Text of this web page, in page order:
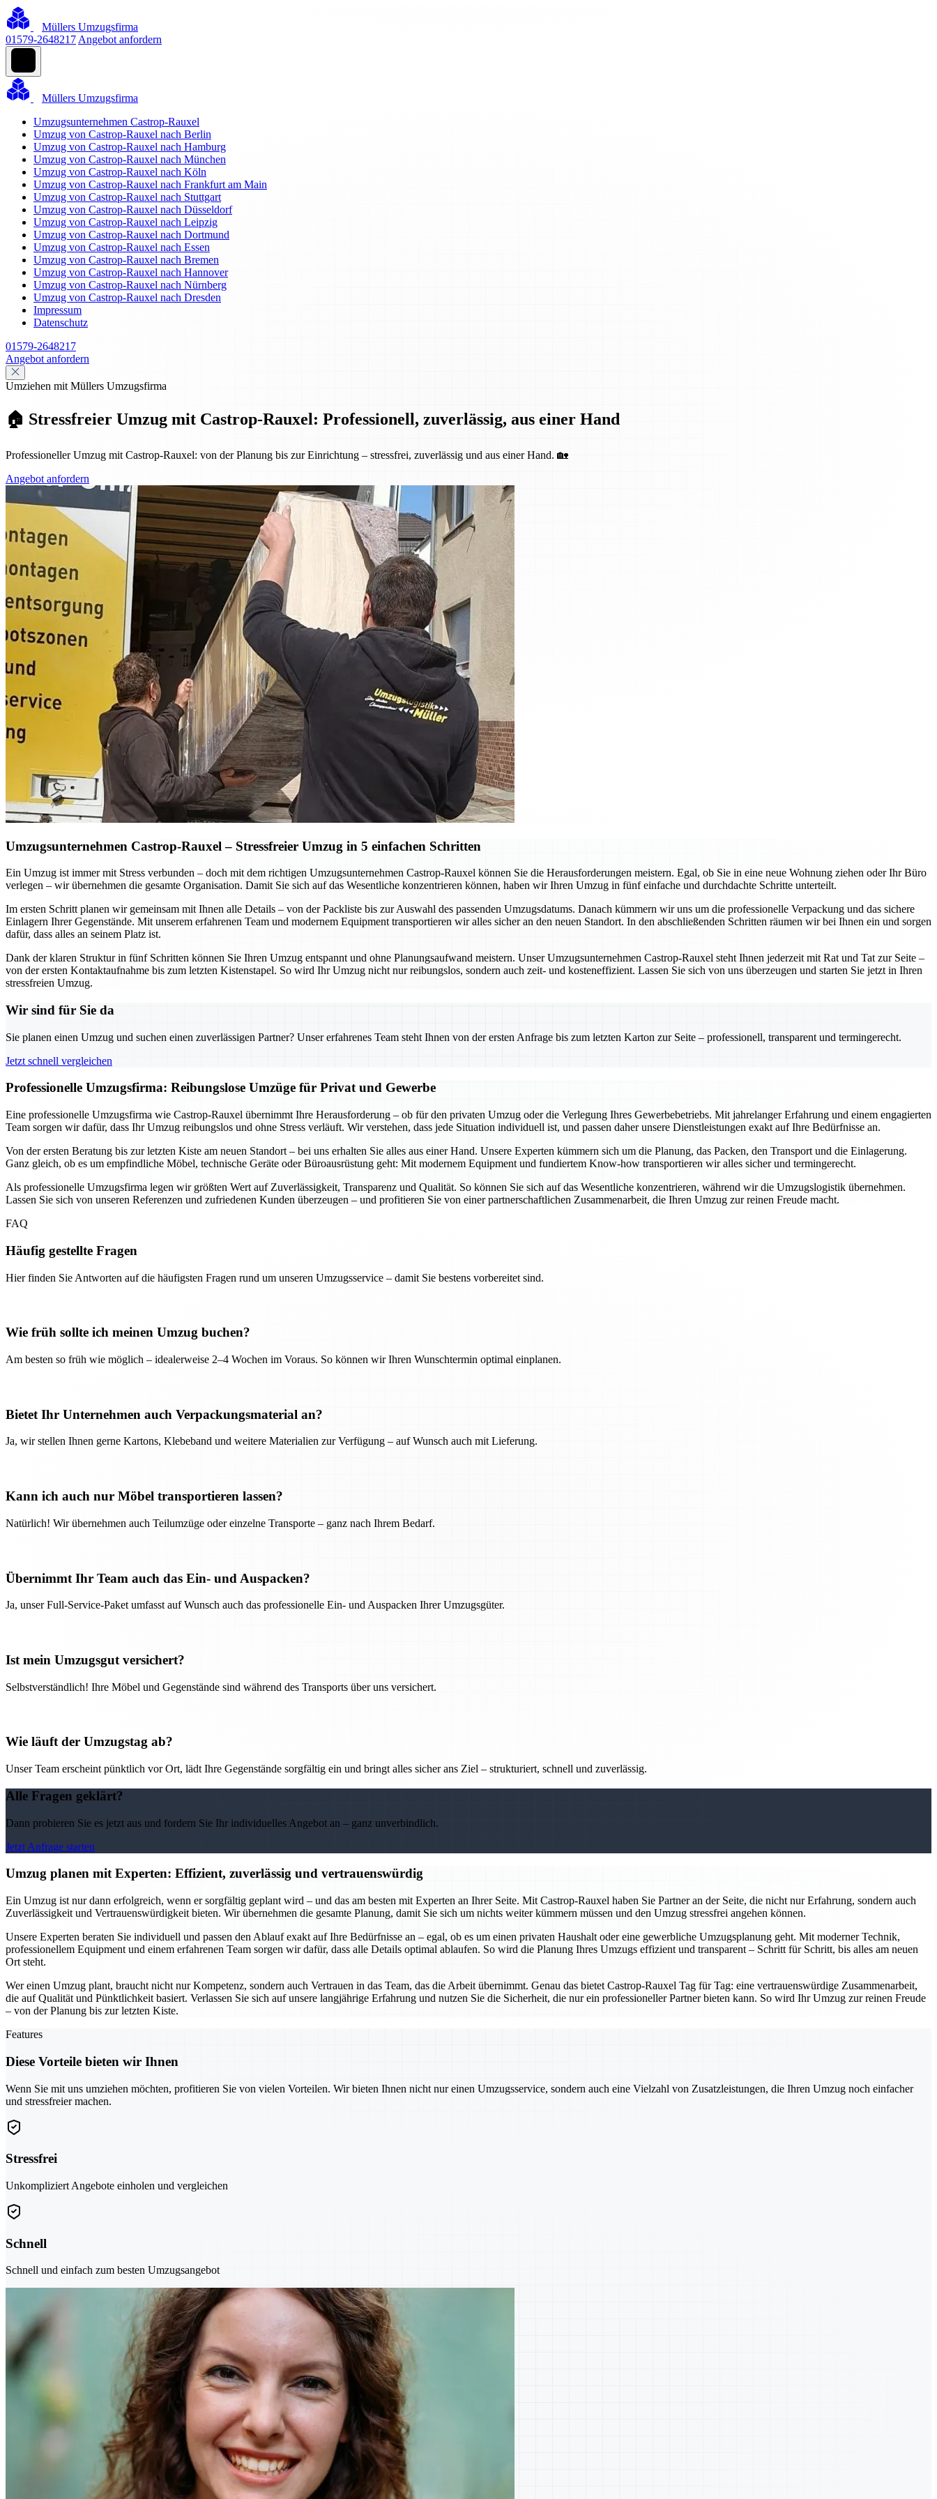
Müllers Umzugsfirma
01579-2648217 Angebot anfordern
Müllers Umzugsfirma
Umzugsunternehmen Castrop-Rauxel
Umzug von Castrop-Rauxel nach Berlin
Umzug von Castrop-Rauxel nach Hamburg
Umzug von Castrop-Rauxel nach München
Umzug von Castrop-Rauxel nach Köln
Umzug von Castrop-Rauxel nach Frankfurt am Main
Umzug von Castrop-Rauxel nach Stuttgart
Umzug von Castrop-Rauxel nach Düsseldorf
Umzug von Castrop-Rauxel nach Leipzig
Umzug von Castrop-Rauxel nach Dortmund
Umzug von Castrop-Rauxel nach Essen
Umzug von Castrop-Rauxel nach Bremen
Umzug von Castrop-Rauxel nach Hannover
Umzug von Castrop-Rauxel nach Nürnberg
Umzug von Castrop-Rauxel nach Dresden
Impressum
Datenschutz
01579-2648217
Angebot anfordern
Umziehen mit Müllers Umzugsfirma
🏠 Stressfreier Umzug mit Castrop-Rauxel: Professionell, zuverlässig, aus einer Hand
Professioneller Umzug mit Castrop-Rauxel: von der Planung bis zur Einrichtung – stressfrei, zuverlässig und aus einer Hand. 🏡
Angebot anfordern
Umzugsunternehmen Castrop-Rauxel – Stressfreier Umzug in 5 einfachen Schritten
Ein Umzug ist immer mit Stress verbunden – doch mit dem richtigen Umzugsunternehmen Castrop-Rauxel können Sie die Herausforderungen meistern. Egal, ob Sie in eine neue Wohnung ziehen oder Ihr Büro
verlegen – wir übernehmen die gesamte Organisation. Damit Sie sich auf das Wesentliche konzentrieren können, haben wir Ihren Umzug in fünf einfache und durchdachte Schritte unterteilt.
Im ersten Schritt planen wir gemeinsam mit Ihnen alle Details – von der Packliste bis zur Auswahl des passenden Umzugsdatums. Danach kümmern wir uns um die professionelle Verpackung und das sichere
Einlagern Ihrer Gegenstände. Mit unserem erfahrenen Team und modernem Equipment transportieren wir alles sicher an den neuen Standort. In den abschließenden Schritten räumen wir bei Ihnen ein und sorgen
dafür, dass alles an seinem Platz ist.
Dank der klaren Struktur in fünf Schritten können Sie Ihren Umzug entspannt und ohne Planungsaufwand meistern. Unser Umzugsunternehmen Castrop-Rauxel steht Ihnen jederzeit mit Rat und Tat zur Seite –
von der ersten Kontaktaufnahme bis zum letzten Kistenstapel. So wird Ihr Umzug nicht nur reibungslos, sondern auch zeit- und kosteneffizient. Lassen Sie sich von uns überzeugen und starten Sie jetzt in Ihren
stressfreien Umzug.
Wir sind für Sie da
Sie planen einen Umzug und suchen einen zuverlässigen Partner? Unser erfahrenes Team steht Ihnen von der ersten Anfrage bis zum letzten Karton zur Seite – professionell, transparent und termingerecht.
Jetzt schnell vergleichen
Professionelle Umzugsfirma: Reibungslose Umzüge für Privat und Gewerbe
Eine professionelle Umzugsfirma wie Castrop-Rauxel übernimmt Ihre Herausforderung – ob für den privaten Umzug oder die Verlegung Ihres Gewerbebetriebs. Mit jahrelanger Erfahrung und einem engagierten
Team sorgen wir dafür, dass Ihr Umzug reibungslos und ohne Stress verläuft. Wir verstehen, dass jede Situation individuell ist, und passen daher unsere Dienstleistungen exakt auf Ihre Bedürfnisse an.
Von der ersten Beratung bis zur letzten Kiste am neuen Standort – bei uns erhalten Sie alles aus einer Hand. Unsere Experten kümmern sich um die Planung, das Packen, den Transport und die Einlagerung.
Ganz gleich, ob es um empfindliche Möbel, technische Geräte oder Büroausrüstung geht: Mit modernem Equipment und fundiertem Know-how transportieren wir alles sicher und termingerecht.
Als professionelle Umzugsfirma legen wir größten Wert auf Zuverlässigkeit, Transparenz und Qualität. So können Sie sich auf das Wesentliche konzentrieren, während wir die Umzugslogistik übernehmen.
Lassen Sie sich von unseren Referenzen und zufriedenen Kunden überzeugen – und profitieren Sie von einer partnerschaftlichen Zusammenarbeit, die Ihren Umzug zur reinen Freude macht.
FAQ
Häufig gestellte Fragen
Hier finden Sie Antworten auf die häufigsten Fragen rund um unseren Umzugsservice – damit Sie bestens vorbereitet sind.
Wie früh sollte ich meinen Umzug buchen?
Am besten so früh wie möglich – idealerweise 2–4 Wochen im Voraus. So können wir Ihren Wunschtermin optimal einplanen.
Bietet Ihr Unternehmen auch Verpackungsmaterial an?
Ja, wir stellen Ihnen gerne Kartons, Klebeband und weitere Materialien zur Verfügung – auf Wunsch auch mit Lieferung.
Kann ich auch nur Möbel transportieren lassen?
Natürlich! Wir übernehmen auch Teilumzüge oder einzelne Transporte – ganz nach Ihrem Bedarf.
Übernimmt Ihr Team auch das Ein- und Auspacken?
Ja, unser Full-Service-Paket umfasst auf Wunsch auch das professionelle Ein- und Auspacken Ihrer Umzugsgüter.
Ist mein Umzugsgut versichert?
Selbstverständlich! Ihre Möbel und Gegenstände sind während des Transports über uns versichert.
Wie läuft der Umzugstag ab?
Unser Team erscheint pünktlich vor Ort, lädt Ihre Gegenstände sorgfältig ein und bringt alles sicher ans Ziel – strukturiert, schnell und zuverlässig.
Alle Fragen geklärt?
Dann probieren Sie es jetzt aus und fordern Sie Ihr individuelles Angebot an – ganz unverbindlich.
Jetzt Anfrage starten
Umzug planen mit Experten: Effizient, zuverlässig und vertrauenswürdig
Ein Umzug ist nur dann erfolgreich, wenn er sorgfältig geplant wird – und das am besten mit Experten an Ihrer Seite. Mit Castrop-Rauxel haben Sie Partner an der Seite, die nicht nur Erfahrung, sondern auch
Zuverlässigkeit und Vertrauenswürdigkeit bieten. Wir übernehmen die gesamte Planung, damit Sie sich um nichts weiter kümmern müssen und den Umzug stressfrei angehen können.
Unsere Experten beraten Sie individuell und passen den Ablauf exakt auf Ihre Bedürfnisse an – egal, ob es um einen privaten Haushalt oder eine gewerbliche Umzugsplanung geht. Mit moderner Technik,
professionellem Equipment und einem erfahrenen Team sorgen wir dafür, dass alle Details optimal ablaufen. So wird die Planung Ihres Umzugs effizient und transparent – Schritt für Schritt, bis alles am neuen
Ort steht.
Wer einen Umzug plant, braucht nicht nur Kompetenz, sondern auch Vertrauen in das Team, das die Arbeit übernimmt. Genau das bietet Castrop-Rauxel Tag für Tag: eine vertrauenswürdige Zusammenarbeit,
die auf Qualität und Pünktlichkeit basiert. Verlassen Sie sich auf unsere langjährige Erfahrung und nutzen Sie die Sicherheit, die nur ein professioneller Partner bieten kann. So wird Ihr Umzug zur reinen Freude
– von der Planung bis zur letzten Kiste.
Features
Diese Vorteile bieten wir Ihnen
Wenn Sie mit uns umziehen möchten, profitieren Sie von vielen Vorteilen. Wir bieten Ihnen nicht nur einen Umzugsservice, sondern auch eine Vielzahl von Zusatzleistungen, die Ihren Umzug noch einfacher
und stressfreier machen.
Stressfrei
Unkompliziert Angebote einholen und vergleichen
Schnell
Schnell und einfach zum besten Umzugsangebot